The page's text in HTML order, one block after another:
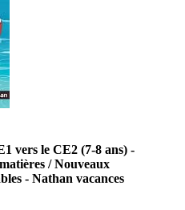
vers le CE2 (7-8 ans) -
/ Nouveaux
- Nathan vacances